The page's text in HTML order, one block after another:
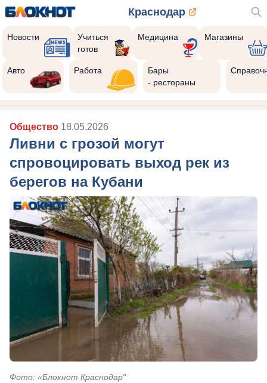
Краснодар
Новости
Учиться
готов
Медицина Магазины
Авто Работа
Бары
- рестораны
Общество 18.05.2026
Ливни с грозой могут
спровоцировать выход рек из
берегов на Кубани
Фото: «Блокнот Краснодар"